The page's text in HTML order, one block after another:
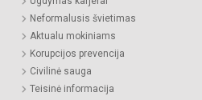
Neformalusis švietimas
Aktualu mokiniams
Korupcijos prevencija
Civilinė sauga
Teisinė informacija